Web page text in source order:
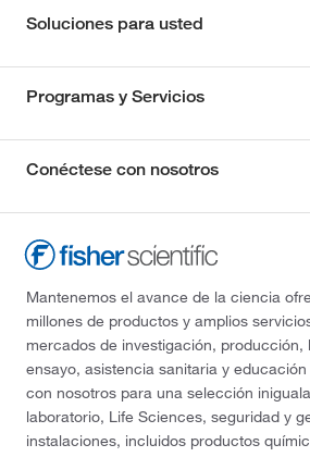
Soluciones para usted
Programas y Servicios
Conéctese con nosotros
Mantenemos el avance de la ciencia
millones de productos y amplios
mercados de investigación, producción,
ensayo, asistencia sanitaria y
con nosotros para una selección
laboratorio, Life Sciences, seguridad y
instalaciones, incluidos productos